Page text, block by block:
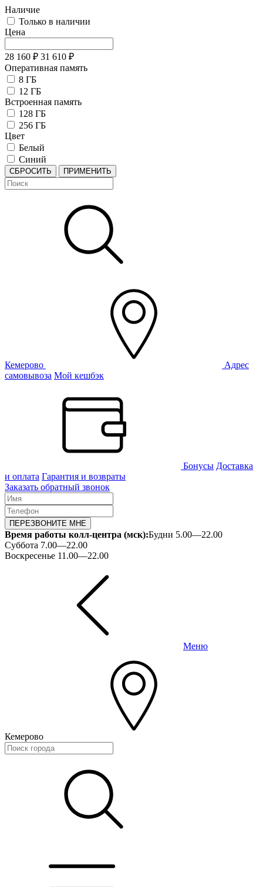
Наличие
Только в наличии
Цена
28 160 ₽ 31 610 ₽
Оперативная память
8 ГБ
12 ГБ
Встроенная память
128 ГБ
256 ГБ
Цвет
Белый
Синий
СБРОСИТЬ ПРИМЕНИТЬ
Кемерово
Адрес
самовывоза Мой кешбэк
Бонусы Доставка
и оплата Гарантия и возвраты
Заказать обратный звонок
ПЕРЕЗВОНИТЕ МНЕ
Время работы колл-центра (мск):Будни 5.00—22.00
Суббота 7.00—22.00
Воскресенье 11.00—22.00
Меню
Кемерово